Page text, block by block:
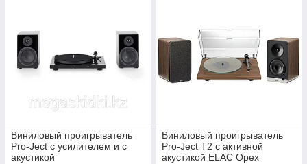
Виниловый проигрыватель
Pro-Ject с усилителем и с
акустикой
Виниловый проигрыватель
Pro-Ject T2 с активной
акустикой ELAC Орех